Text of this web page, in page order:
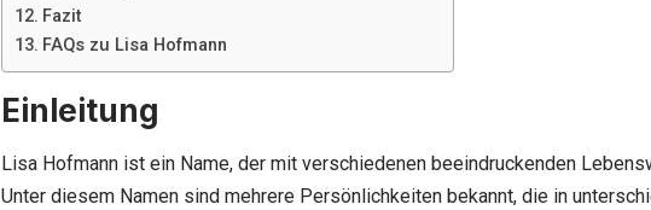
Fazit
FAQs zu Lisa Hofmann
Einleitung
Lisa Hofmann ist ein Name, der mit verschiedenen beeindruckenden
Unter diesem Namen sind mehrere Persönlichkeiten bekannt, die in